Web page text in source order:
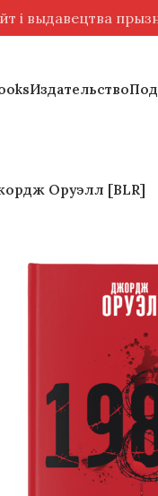
Издательство
Оруэлл [BLR]
і выдавецтва